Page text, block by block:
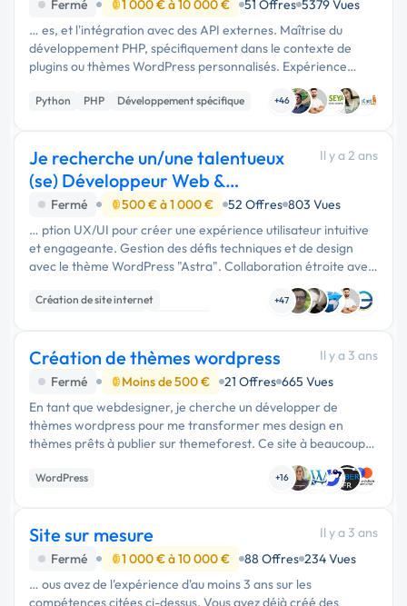
Fermé 1 000 € à 10 000 € 51 Offres 5379 Vues
… es, et l'intégration avec des API externes. Maîtrise du
développement PHP, spécifiquement dans le contexte de
plugins ou thèmes WordPress personnalisés. Expérience
confirmée avec les API Google, en particulier Google Sheets
et Google Docs. …
Python PHP Développement spécifique +46
Je recherche un/une talentueux
(se) Développeur Web &
Designer UX/UI
Il y a 2 ans
Fermé 500 € à 1 000 € 52 Offres 803 Vues
… ption UX/UI pour créer une expérience utilisateur intuitive
et engageante. Gestion des défis techniques et de design
avec le thème WordPress "Astra". Collaboration étroite avec
notre équipe pour une intégration rapide et efficace. - …
Création de site internet
+47
Création de thèmes wordpress
Il y a 3 ans
Fermé
Moins de 500 € 21 Offres 665 Vues
En tant que webdesigner, je cherche un développer de
thèmes wordpress pour me transformer mes design en
thèmes prêts à publier sur themeforest. Ce site à beaucoup
de restriction aux quelles il faut se soumettre pour pouvoir
publier. J'aimerais …
WordPress +16
Site sur mesure
Il y a 3 ans
Fermé
1 000 € à 10 000 € 88 Offres 234 Vues
… ous avez de l'expérience d'au moins 3 ans sur les
compétences citées ci-dessus. Vous avez déjà créé des